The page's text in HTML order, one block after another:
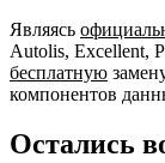
Являясь
Autolis, Excellent,
бесплатную
компонентов
Остались